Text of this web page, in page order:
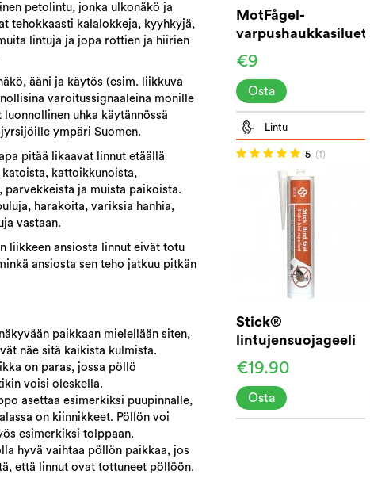
petolintu, jonka ulkonäkö ja
tehokkaasti kalalokkeja, kyyhkyjä,
lintuja ja jopa rottien ja hiirien
ääni ja käytös (esim. liikkuva
varoitussignaaleina monille
luonnollinen uhka käytännössä
ympäri Suomen.
pitää likaavat linnut etäällä
kattoikkunoista,
parvekkeista ja muista paikoista.
harakoita, variksia hanhia,
vastaan.
liikkeen ansiosta linnut eivät totu
ansiosta sen teho jatkuu pitkän
paikkaan mielellään siten,
näe sitä kaikista kulmista.
on paras, jossa pöllö
voisi oleskella.
asettaa esimerkiksi puupinnalle,
on kiinnikkeet. Pöllön voi
esimerkiksi tolppaan.
hyvä vaihtaa pöllön paikkaa, jos
että linnut ovat tottuneet pöllöön.
MotFågel-
varpushaukkasiluetti
(2+2)
€9
Osta
Lintu
5 (1)
Stick®
lintujensuojageeli
300ml
€19.90
Osta